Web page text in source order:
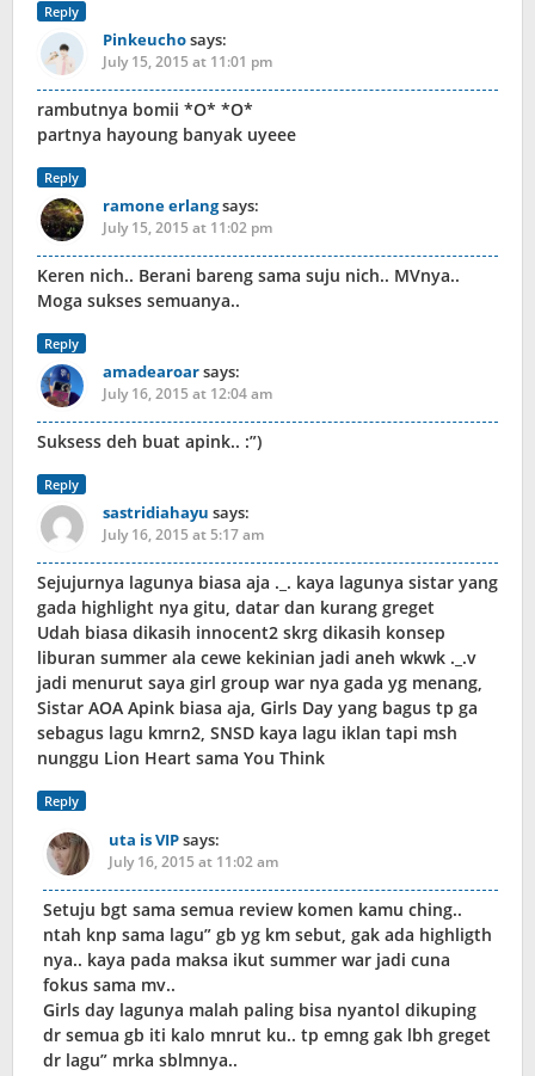
Reply
Pinkeuchosays:
July 15, 2015 at 11:01 pm
rambutnya bomii *O* *O*
partnya hayoung banyak uyeee
Reply
ramone erlangsays:
July 15, 2015 at 11:02 pm
Keren nich.. Berani bareng sama suju nich.. MVnya..
Moga sukses semuanya..
Reply
amadearoarsays:
July 16, 2015 at 12:04 am
Suksess deh buat apink.. :”)
Reply
sastridiahayu says:
July 16, 2015 at 5:17 am
Sejujurnya lagunya biasa aja ._. kaya lagunya sistar yang
gada highlight nya gitu, datar dan kurang greget
Udah biasa dikasih innocent2 skrg dikasih konsep
liburan summer ala cewe kekinian jadi aneh wkwk ._.v
jadi menurut saya girl group war nya gada yg menang,
Sistar AOA Apink biasa aja, Girls Day yang bagus tp ga
sebagus lagu kmrn2, SNSD kaya lagu iklan tapi msh
nunggu Lion Heart sama You Think
Reply
uta is VIPsays:
July 16, 2015 at 11:02 am
Setuju bgt sama semua review komen kamu ching..
ntah knp sama lagu” gb yg km sebut, gak ada highligth
nya.. kaya pada maksa ikut summer war jadi cuna
fokus sama mv..
Girls day lagunya malah paling bisa nyantol dikuping
dr semua gb iti kalo mnrut ku.. tp emng gak lbh greget
dr lagu” mrka sblmnya..